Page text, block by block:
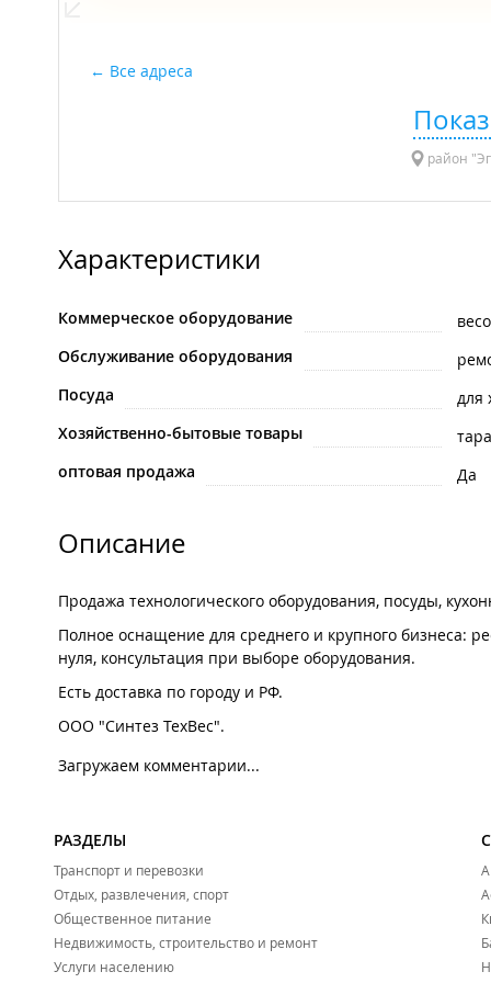
Все адреса
район
Характеристики
Коммерческое оборудование
Обслуживание оборудования
Посуда
для
Хозяйственно-бытовые товары
тара
оптовая продажа
Да
Описание
Продажа технологического оборудования, посуды,
Полное оснащение для среднего и крупного бизнеса:
нуля, консультация при выборе оборудования.
Есть доставка по городу и РФ.
ООО "Синтез ТехВес".
Загружаем комментарии...
РАЗДЕЛЫ
Транспорт и перевозки
Отдых, развлечения, спорт
Общественное питание
Недвижимость, строительство и ремонт
Услуги населению